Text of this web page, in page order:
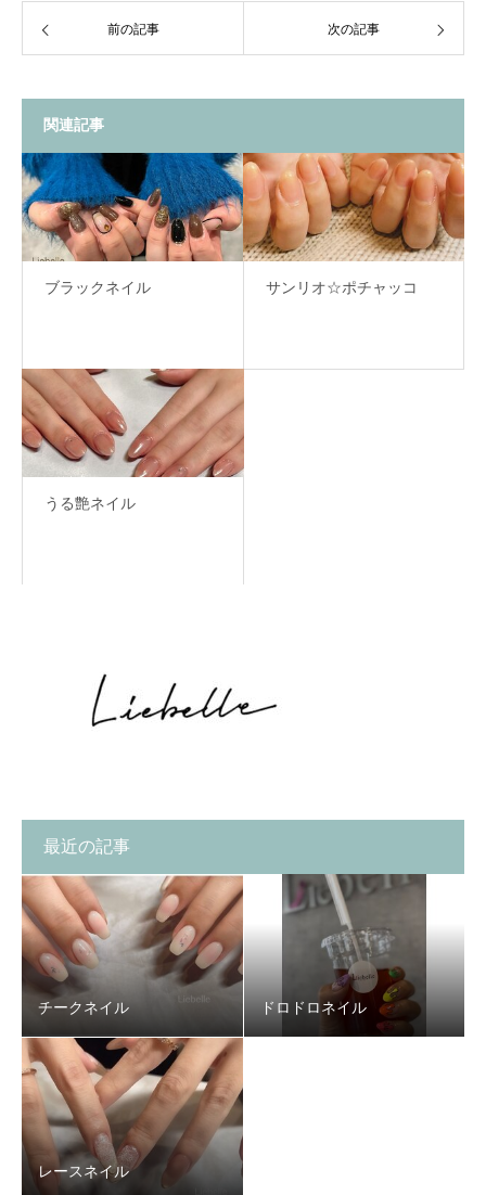
前の記事 次の記事
関連記事
ブラックネイル サンリオ☆ポチャッコ
うる艶ネイル
最近の記事
チークネイル ドロドロネイル
レースネイル